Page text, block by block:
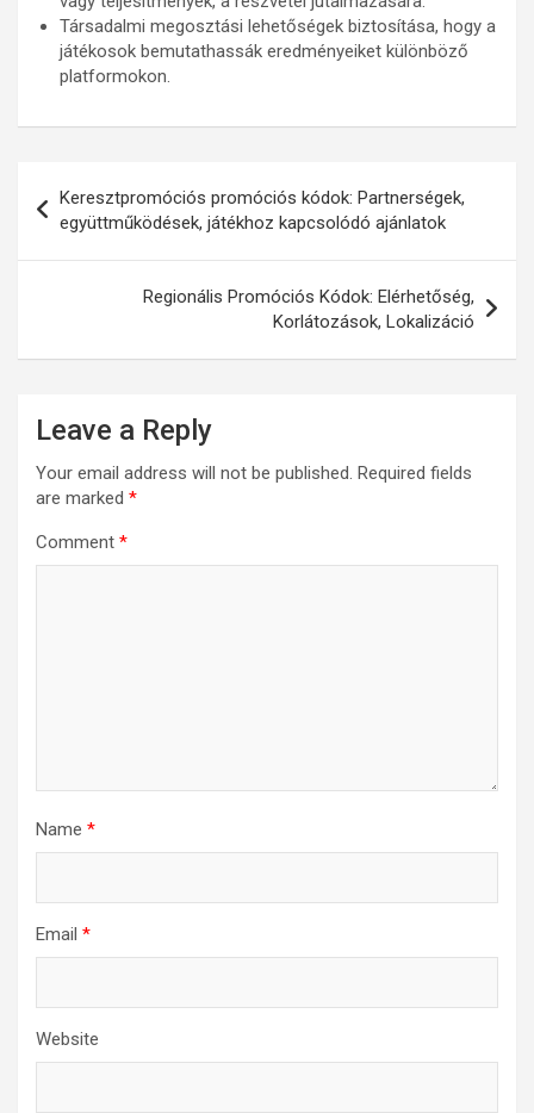
Társadalmi megosztási lehetőségek biztosítása, hogy a
játékosok bemutathassák eredményeiket különböző
platformokon.
navigation
Keresztpromóciós promóciós kódok: Partnerségek,
együttműködések, játékhoz kapcsolódó ajánlatok
Regionális Promóciós Kódok: Elérhetőség,
Korlátozások, Lokalizáció
Leave a Reply
Your email address will not be published. Required fields
are marked *
Comment *
Name *
Email *
Website